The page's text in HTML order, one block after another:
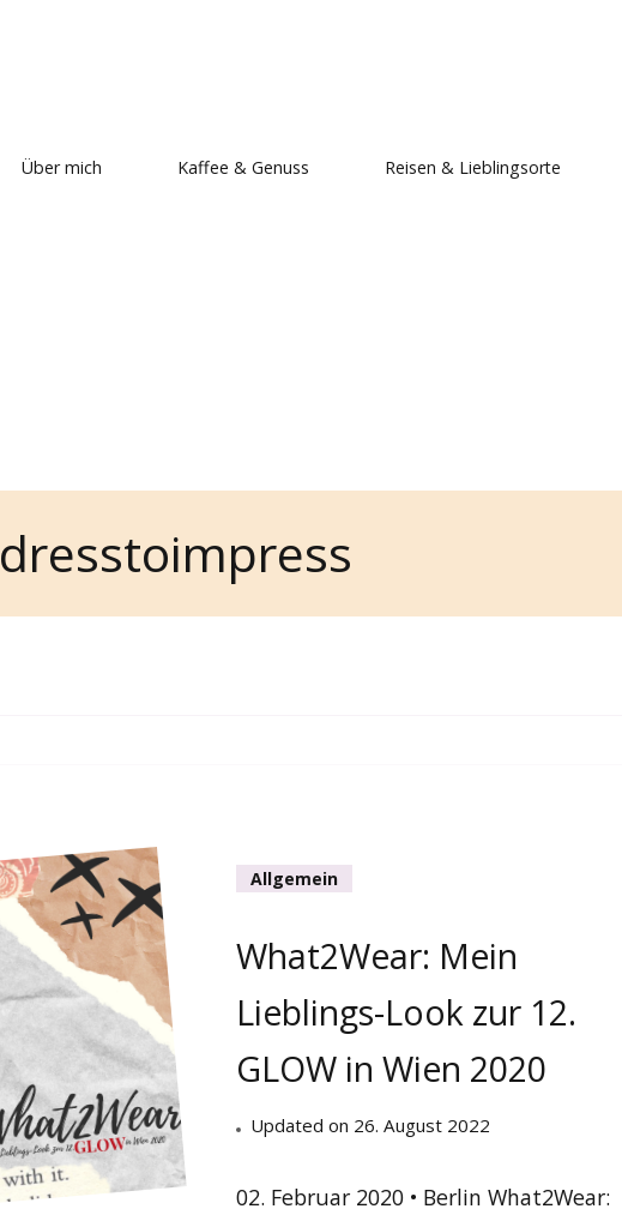
Über mich Kaffee & Genuss Reisen & Lieblingsorte
dresstoimpress
Allgemein
What2Wear: Mein
Lieblings-Look zur 12.
GLOW in Wien 2020
Updated on 26. August 2022
02. Februar 2020 • Berlin What2Wear: